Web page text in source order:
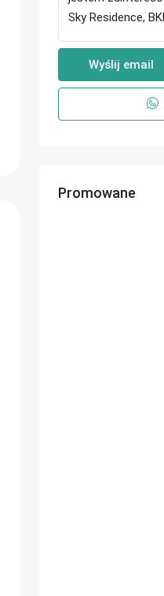
Wyślij email
Promowane